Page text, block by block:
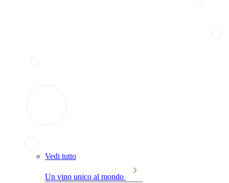
Vedi tutto
Un vino unico al mondo